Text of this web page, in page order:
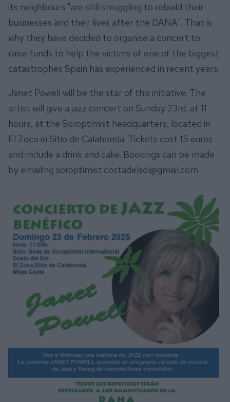
its neighbours "are still struggling to rebuild their
businesses and their lives after the DANA". That is
why they have decided to organise a concert to
raise funds to help the victims of one of the biggest
catastrophes Spain has experienced in recent years.
Janet Powell will be the star of this initiative. The
artist will give a jazz concert on Sunday 23rd, at 11
hours, at the Soroptimist headquarters, located in
El Zoco in Sitio de Calahonda. Tickets cost 15 euros
and include a drink and cake. Bookings can be made
by emailing soroptimist.costadelsol@gmail.com